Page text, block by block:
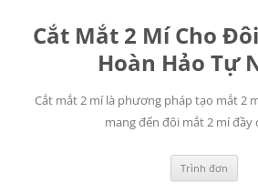
nội
dung
Cắt Mắt 2 Mí Cho
Hoàn Hảo Tự
Cắt mắt 2 mí là phương pháp tạo mắt 2
mang đến đôi mắt 2 mí đầy
Trình đơn